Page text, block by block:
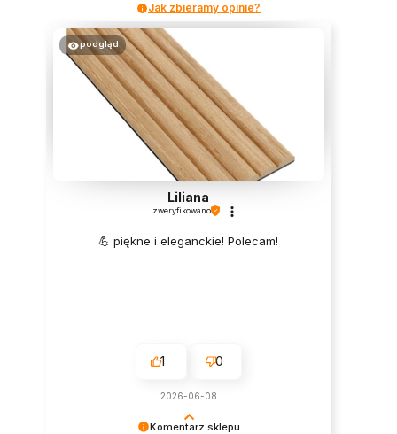
Jak zbieramy opinie?
Komentarz sklepu
podgląd
Liliana
zweryfikowano
💪 piękne i eleganckie! Polecam!
1 0
2026-06-08